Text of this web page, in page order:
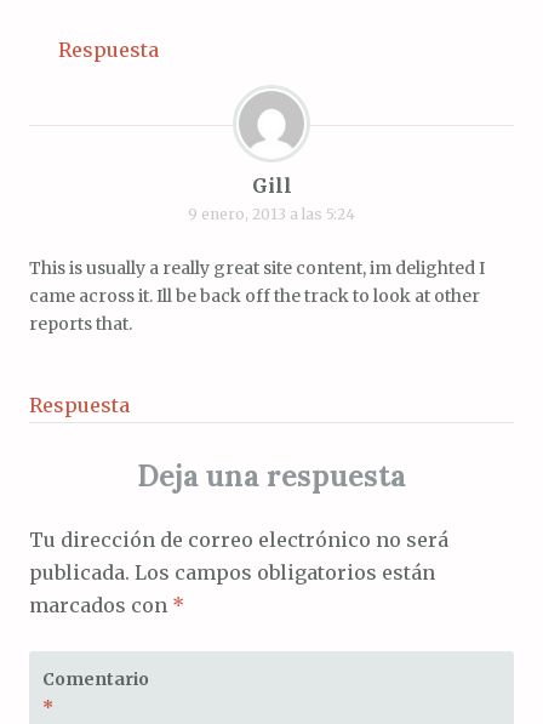
Respuesta
Gill
9 enero, 2013 a las 5:24
This is usually a really great site content, im delighted I
came across it. Ill be back off the track to look at other
reports that.
Respuesta
Deja una respuesta
Tu dirección de correo electrónico no será
publicada. Los campos obligatorios están
marcados con *
Comentario
*